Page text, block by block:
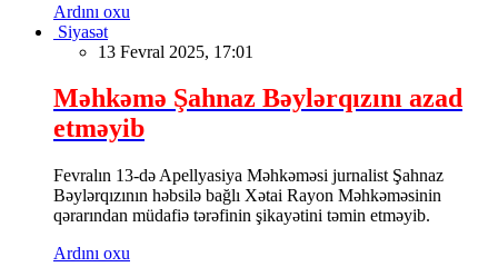
Ardını oxu
Siyasət
13 Fevral 2025, 17:01
Məhkəmə Şahnaz Bəylərqızını azad
etməyib
Fevralın 13-də Apellyasiya Məhkəməsi jurnalist Şahnaz
Bəylərqızının həbsilə bağlı Xətai Rayon Məhkəməsinin
qərarından müdafiə tərəfinin şikayətini təmin etməyib.
Ardını oxu